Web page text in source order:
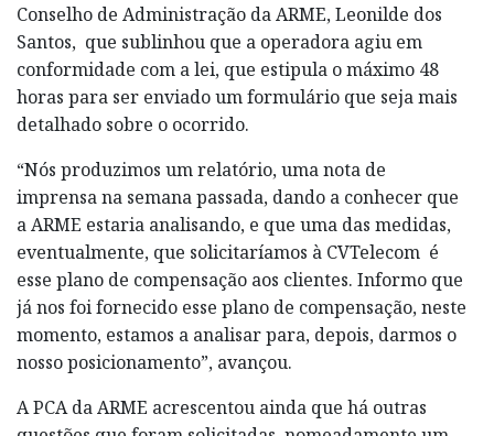
Conselho de Administração da ARME, Leonilde dos
Santos, que sublinhou que a operadora agiu em
conformidade com a lei, que estipula o máximo 48
horas para ser enviado um formulário que seja mais
detalhado sobre o ocorrido.
“Nós produzimos um relatório, uma nota de
imprensa na semana passada, dando a conhecer que
a ARME estaria analisando, e que uma das medidas,
eventualmente, que solicitaríamos à CVTelecom é
esse plano de compensação aos clientes. Informo que
já nos foi fornecido esse plano de compensação, neste
momento, estamos a analisar para, depois, darmos o
nosso posicionamento”, avançou.
A PCA da ARME acrescentou ainda que há outras